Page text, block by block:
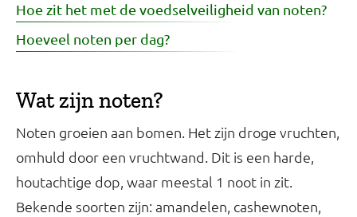
Hoe zit het met de voedselveiligheid van noten?
Hoeveel noten per dag?
Wat zijn noten?
Noten groeien aan bomen. Het zijn droge vruchten,
omhuld door een vruchtwand. Dit is een harde,
houtachtige dop, waar meestal 1 noot in zit.
Bekende soorten zijn: amandelen, cashewnoten,